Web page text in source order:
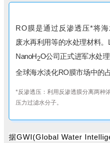
RO膜是通过反渗透压*将
废水再利用等的水处理材料
NanoH2O公司正式进军水处
全球海水淡化RO膜市场中的
*反渗透压：利用反渗透膜分离两种
压力过滤水分子。
据GWI(Global Water